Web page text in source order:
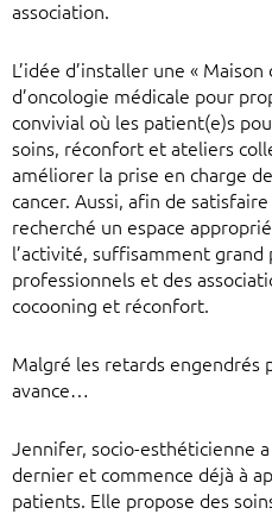
association.
L’idée d’installer une «
d’oncologie médicale pour
convivial où les patient(e)s
soins, réconfort et ateliers
améliorer la prise en charge
cancer. Aussi, afin de
recherché un espace
l’activité, suffisamment grand
professionnels et des
cocooning et réconfort.
Malgré les retards engendrés
avance…
Jennifer, socio-esthéticienne
dernier et commence déjà à
patients. Elle propose des